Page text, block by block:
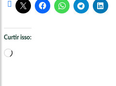
Curtir isso:
Carregando...